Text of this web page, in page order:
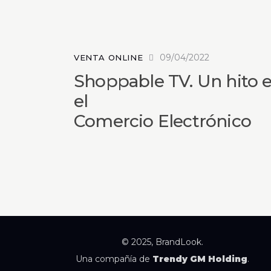
VENTA ONLINE 09/04/2022
Shoppable TV. Un hito
el
Comercio Electrónico
© 2025, BrandLook.
Una compañía de Trendy GM Holding.